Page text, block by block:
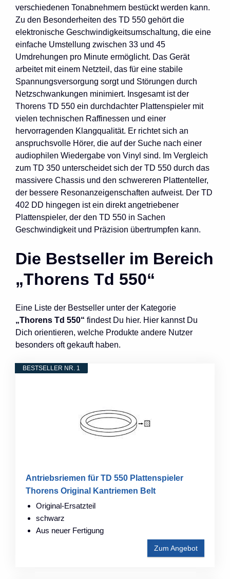
verschiedenen Tonabnehmern bestückt werden kann.
Zu den Besonderheiten des TD 550 gehört die
elektronische Geschwindigkeitsumschaltung, die eine
einfache Umstellung zwischen 33 und 45
Umdrehungen pro Minute ermöglicht. Das Gerät
arbeitet mit einem Netzteil, das für eine stabile
Spannungsversorgung sorgt und Störungen durch
Netzschwankungen minimiert. Insgesamt ist der
Thorens TD 550 ein durchdachter Plattenspieler mit
vielen technischen Raffinessen und einer
hervorragenden Klangqualität. Er richtet sich an
anspruchsvolle Hörer, die auf der Suche nach einer
audiophilen Wiedergabe von Vinyl sind. Im Vergleich
zum TD 350 unterscheidet sich der TD 550 durch das
massivere Chassis und den schwereren Plattenteller,
der bessere Resonanzeigenschaften aufweist. Der TD
402 DD hingegen ist ein direkt angetriebener
Plattenspieler, der den TD 550 in Sachen
Geschwindigkeit und Präzision übertrumpfen kann.
Die Bestseller im Bereich
„Thorens Td 550“
Eine Liste der Bestseller unter der Kategorie
„Thorens Td 550“ findest Du hier. Hier kannst Du
Dich orientieren, welche Produkte andere Nutzer
besonders oft gekauft haben.
BESTSELLER NR. 1
Antriebsriemen für TD 550 Plattenspieler
Thorens Original Kantriemen Belt
Original-Ersatzteil
schwarz
Aus neuer Fertigung
Zum Angebot